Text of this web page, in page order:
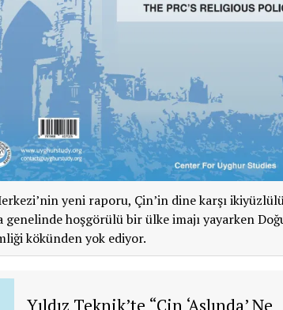
yeni raporu, Çin’in dine karşı
hoşgörülü bir ülke imajı yayarken
kökünden yok ediyor.
Yıldız Teknik’te “Çin ‘Aslında’ Ne